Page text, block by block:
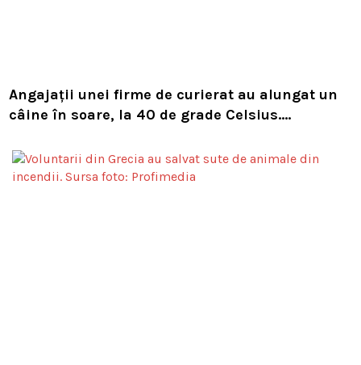
Angajații unei firme de curierat au alungat un
câine în soare, la 40 de grade Celsius.